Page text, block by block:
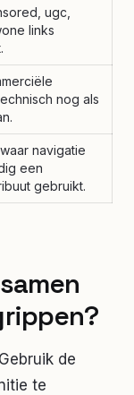
ugc,
links
nog als
navigatie
een
gebruikt.
samen
de
te